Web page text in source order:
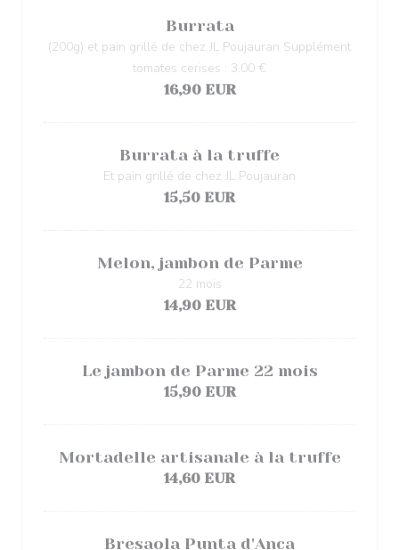
Burrata
(200g) et pain grillé de chez JL Poujauran Supplément
tomates cerises : 3.00 €
16,90 EUR
Burrata à la truffe
Et pain grillé de chez JL Poujauran
15,50 EUR
Melon, jambon de Parme
22 mois
14,90 EUR
Le jambon de Parme 22 mois
15,90 EUR
Mortadelle artisanale à la truffe
14,60 EUR
Bresaola Punta d'Anca